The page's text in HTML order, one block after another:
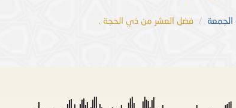
فضل العشر من ذي الحجة .